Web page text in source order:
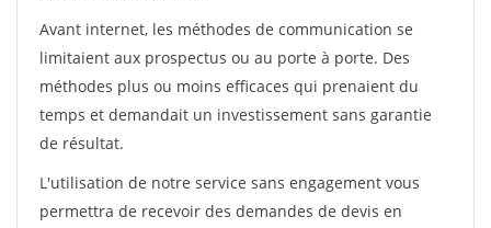
Avant internet, les méthodes de communication se
limitaient aux prospectus ou au porte à porte. Des
méthodes plus ou moins efficaces qui prenaient du
temps et demandait un investissement sans garantie
de résultat.
L'utilisation de notre service sans engagement vous
permettra de recevoir des demandes de devis en